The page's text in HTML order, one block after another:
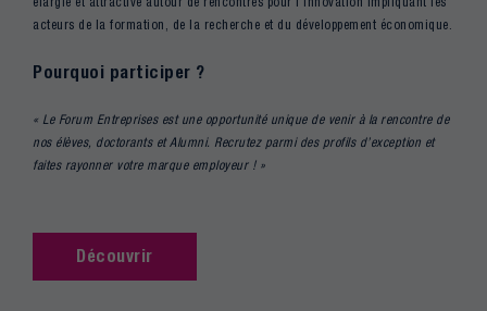
acteurs de la formation, de la recherche et du développement économique.
Pourquoi participer ?
« Le Forum Entreprises est une opportunité unique de venir à la rencontre de
nos élèves, doctorants et Alumni. Recrutez parmi des profils d’exception et
faites rayonner votre marque employeur ! »
Découvrir